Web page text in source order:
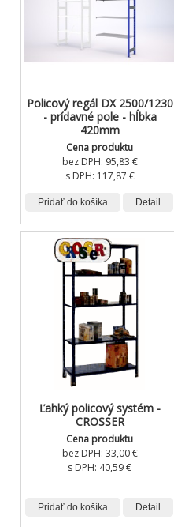
Policový regál DX 2500/1230
- prídavné pole - hĺbka
420mm
Cena produktu
bez DPH: 95,83 €
s DPH: 117,87 €
Pridať do košíka Detail
Ľahký policový systém -
CROSSER
Cena produktu
bez DPH: 33,00 €
s DPH: 40,59 €
Pridať do košíka Detail